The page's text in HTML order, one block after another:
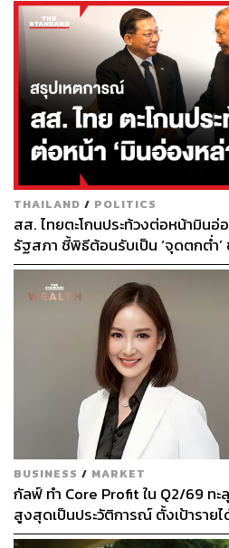
THAILAND / POLITICS
สส. ไทยตะโกนประท้วงต่อหน้ามินอ่
รัฐสภา ชี้พิธีต้อนรับเป็น ‘จุดตกต่ำ
ทูตไทย
BUSINESS / MARKET
กัลฟ์ ทำ Core Profit ใน Q2/69 ทะ
สูงสุดเป็นประวัติการณ์ ตั้งเป้าราย
12-15% พร้อมเข้าร่วม Direct